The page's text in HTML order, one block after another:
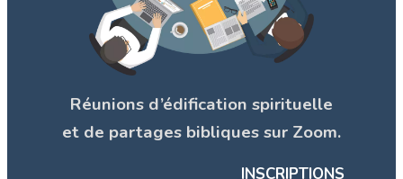
Réunions d’édification spirituelle
et de partages bibliques sur Zoom.
INSCRIPTIONS